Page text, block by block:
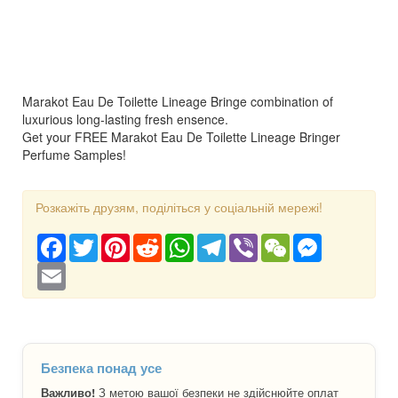
Marakot Eau De Toilette Lineage Bringe combination of
luxurious long-lasting fresh ensence.
Get your FREE Marakot Eau De Toilette Lineage Bringer
Perfume Samples!
Розкажіть друзям, поділіться у соціальній мережі!
Facebook
TwitterPinterestRedditWhatsAppTelegram
Viber WeChat
Безпека понад усе
Важливо! З метою вашої безпеки не здійснюйте оплат